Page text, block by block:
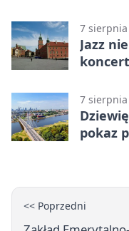
7
Jazz
7
pokaz
<< Poprzedni